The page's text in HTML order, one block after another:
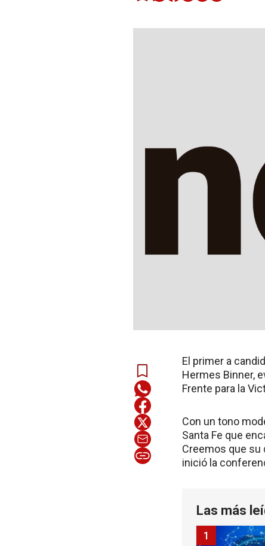
El primer a
Hermes Binner,
Frente para la
Con un tono
Santa Fe que
Creemos que su
inició la
Las más
1